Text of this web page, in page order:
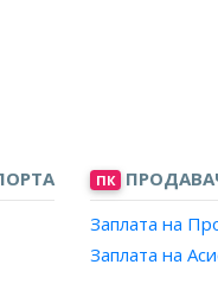
ПК
Заплата на
Заплата на